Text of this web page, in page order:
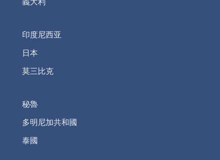
印度尼西亚
日本
莫三比克
秘魯
多明尼加共和國
泰國